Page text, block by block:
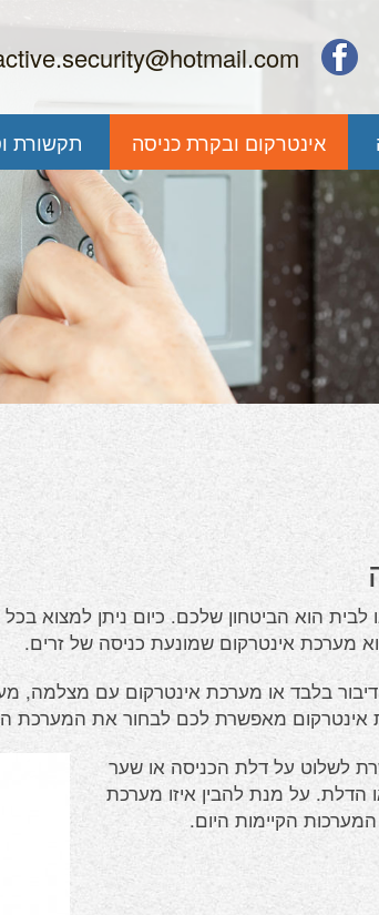
אינטרקום ובקרת כניסה תקשורת
הוא הביטחון שלכם. כיום ניתן למצוא בכל
מערכת אינטרקום שמונעת כניסה של זרים.
דיבור בלבד או מערכת אינטרקום עם מצלמה,
אינטרקום מאפשרת לכם לבחור את
לשלוט על דלת הכניסה או שער
הדלת. על מנת להבין איזו מערכת
הקיימות היום.